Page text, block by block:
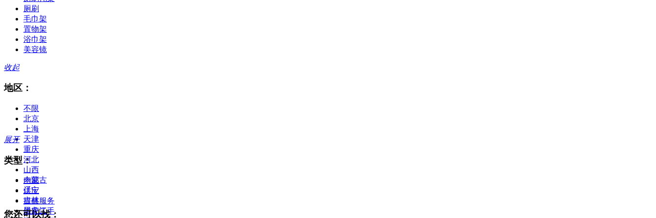
厕刷
毛巾架
置物架
浴巾架
美容镜
收起
地区：
不限
北京
上海
天津
重庆
河北
山西
内蒙古
辽宁
吉林
黑龙江
展开
类型：
全部
供应
提供服务
供应二手
您还可以找：